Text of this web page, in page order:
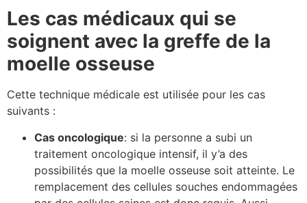
Les cas médicaux qui se
soignent avec la greffe de la
moelle osseuse
Cette technique médicale est utilisée pour les cas
suivants :
Cas oncologique: si la personne a subi un
traitement oncologique intensif, il y’a des
possibilités que la moelle osseuse soit atteinte. Le
remplacement des cellules souches endommagées